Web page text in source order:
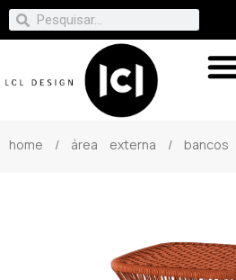
home / área externa / bancos